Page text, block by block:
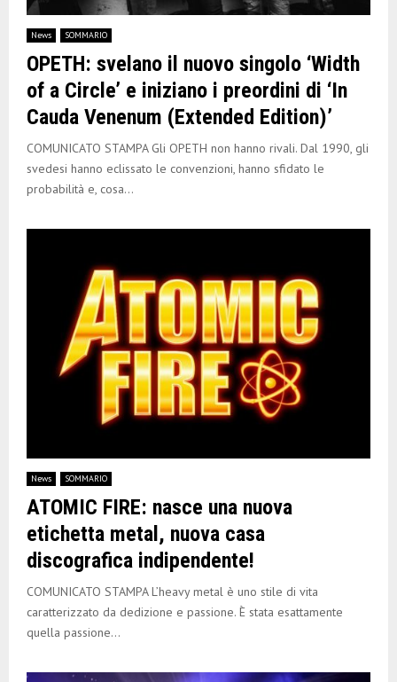
News SOMMARIO
OPETH: svelano il nuovo singolo ‘Width
of a Circle’ e iniziano i preordini di ‘In
Cauda Venenum (Extended Edition)’
COMUNICATO STAMPA Gli OPETH non hanno rivali. Dal 1990, gli
svedesi hanno eclissato le convenzioni, hanno sfidato le
probabilità e, cosa...
News SOMMARIO
ATOMIC FIRE: nasce una nuova
etichetta metal, nuova casa
discografica indipendente!
COMUNICATO STAMPA L’heavy metal è uno stile di vita
caratterizzato da dedizione e passione. È stata esattamente
quella passione...